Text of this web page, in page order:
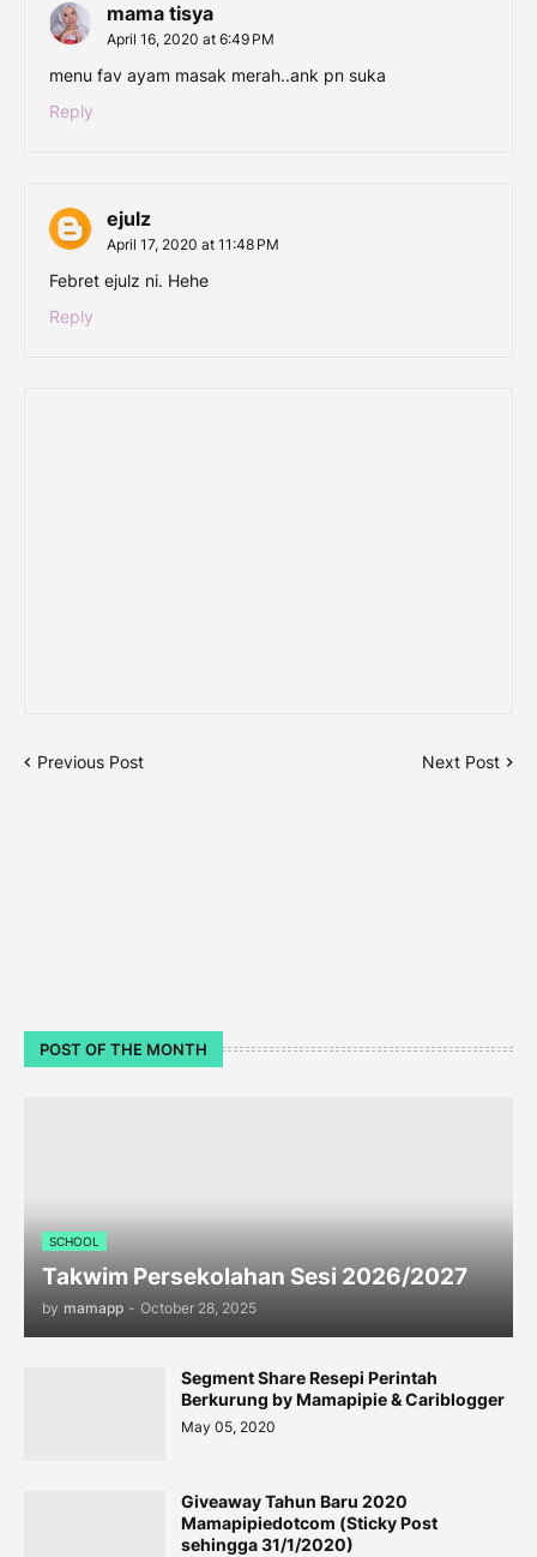
mama tisya
April 16, 2020 at 6:49 PM
menu fav ayam masak merah..ank pn suka
Reply
ejulz
April 17, 2020 at 11:48 PM
Febret ejulz ni. Hehe
Reply
Previous Post Next Post
POST OF THE MONTH
SCHOOL
Takwim Persekolahan Sesi 2026/2027
by mamapp - October 28, 2025
Segment Share Resepi Perintah
Berkurung by Mamapipie & Cariblogger
May 05, 2020
Giveaway Tahun Baru 2020
Mamapipiedotcom (Sticky Post
sehingga 31/1/2020)